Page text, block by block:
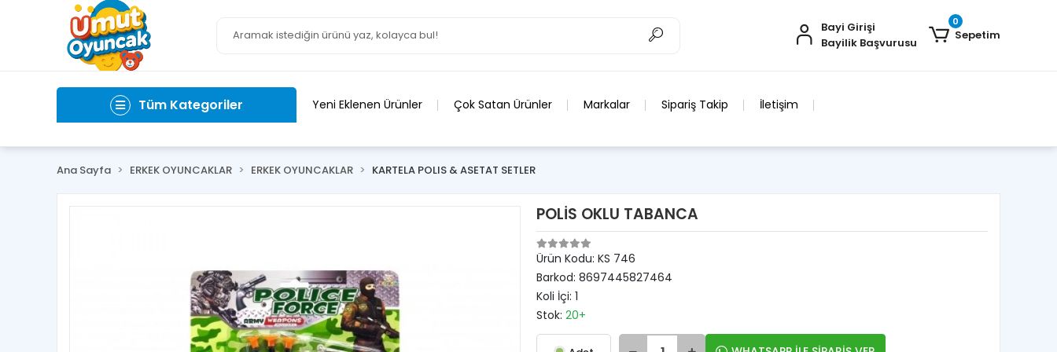
Bayi Girişi
Bayilik Başvurusu
0
Sepetim
Tüm Kategoriler Yeni Eklenen Ürünler Çok Satan Ürünler Markalar Sipariş Takip İletişim
Ana Sayfa ERKEK OYUNCAKLAR ERKEK OYUNCAKLAR KARTELA POLIS & ASETAT SETLER
POLİS OKLU TABANCA
Ürün Kodu: KS 746
Barkod: 8697445827464
Koli İçi: 1
Stok: 20+